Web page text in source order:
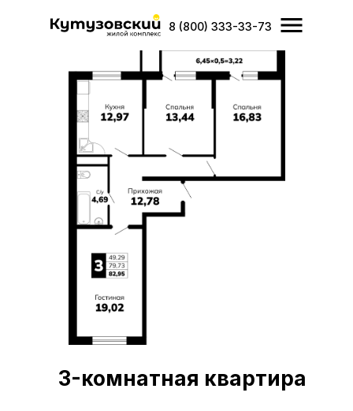
8 (800) 333-33-73
Главная / Каталог / 3-комнатная квартира 82,95
3-комнатная квартира